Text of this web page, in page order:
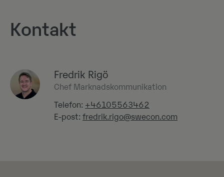
Kontakt
Fredrik Rigö
Chef Marknadskommunikation
Telefon: +46105563462
E-post: fredrik.rigo@swecon.com